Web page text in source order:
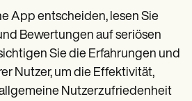
App entscheiden, lesen Sie
Bewertungen auf seriösen
Sie die Erfahrungen und
Nutzer, um die Effektivität,
Nutzerzufriedenheit